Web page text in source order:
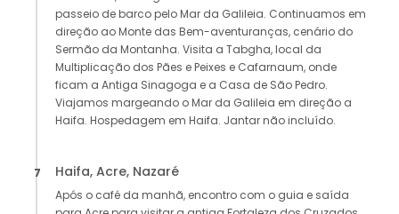
passeio de barco pelo Mar da Galileia. Continuamos em
direção ao Monte das Bem-aventuranças, cenário do
Sermão da Montanha. Visita a Tabgha, local da
Multiplicação dos Pães e Peixes e Cafarnaum, onde
ficam a Antiga Sinagoga e a Casa de São Pedro.
Viajamos margeando o Mar da Galileia em direção a
Haifa. Hospedagem em Haifa. Jantar não incluído.
7 Haifa, Acre, Nazaré
Após o café da manhã, encontro com o guia e saída